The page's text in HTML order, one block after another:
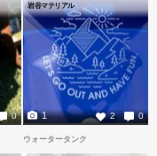
0
岩谷マテリアル
2 0
1
ウォータータンク